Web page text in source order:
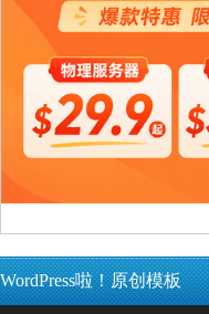
WordPress啦！原创模板